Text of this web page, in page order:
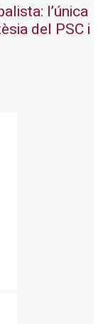
l’única
del PSC i